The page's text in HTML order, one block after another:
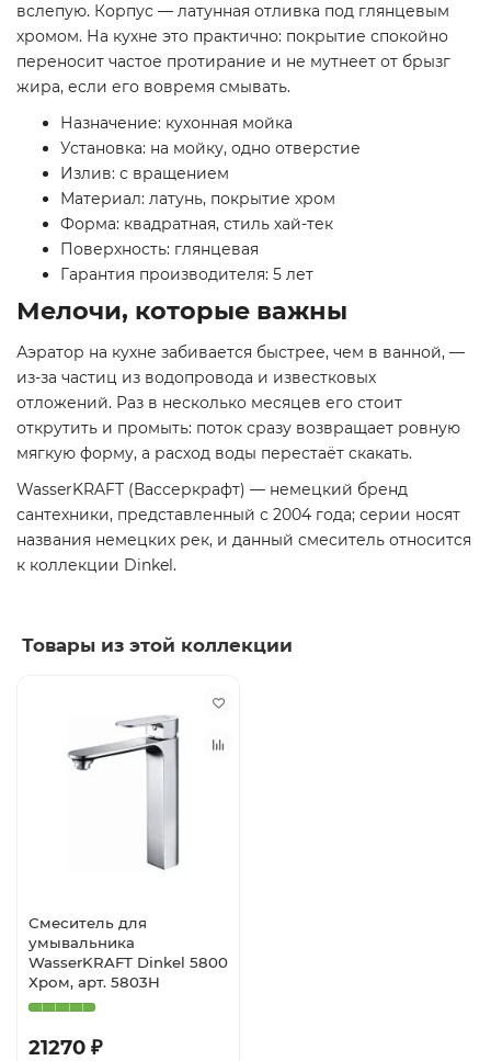
вслепую. Корпус — латунная отливка под глянцевым
хромом. На кухне это практично: покрытие спокойно
переносит частое протирание и не мутнеет от брызг
жира, если его вовремя смывать.
Назначение: кухонная мойка
Установка: на мойку, одно отверстие
Излив: с вращением
Материал: латунь, покрытие хром
Форма: квадратная, стиль хай-тек
Поверхность: глянцевая
Гарантия производителя: 5 лет
Мелочи, которые важны
Аэратор на кухне забивается быстрее, чем в ванной, —
из-за частиц из водопровода и известковых
отложений. Раз в несколько месяцев его стоит
открутить и промыть: поток сразу возвращает ровную
мягкую форму, а расход воды перестаёт скакать.
WasserKRAFT (Вассеркрафт) — немецкий бренд
сантехники, представленный с 2004 года; серии носят
названия немецких рек, и данный смеситель относится
к коллекции Dinkel.
Товары из этой коллекции
Смеситель для
умывальника
WasserKRAFT Dinkel 5800
Хром, арт. 5803H
21270 ₽